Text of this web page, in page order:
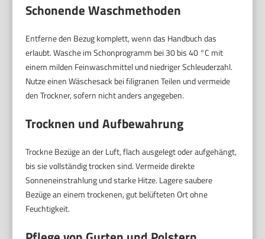
Schonende Waschmethoden
Entferne den Bezug komplett, wenn das Handbuch das
erlaubt. Wasche im Schonprogramm bei 30 bis 40 °C mit
einem milden Feinwaschmittel und niedriger Schleuderzahl.
Nutze einen Wäschesack bei filigranen Teilen und vermeide
den Trockner, sofern nicht anders angegeben.
Trocknen und Aufbewahrung
Trockne Bezüge an der Luft, flach ausgelegt oder aufgehängt,
bis sie vollständig trocken sind. Vermeide direkte
Sonneneinstrahlung und starke Hitze. Lagere saubere
Bezüge an einem trockenen, gut belüfteten Ort ohne
Feuchtigkeit.